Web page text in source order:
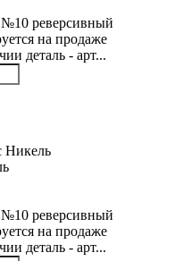
№10 реверсивный
на продаже
деталь - арт...
№10 реверсивный
на продаже
деталь - арт...